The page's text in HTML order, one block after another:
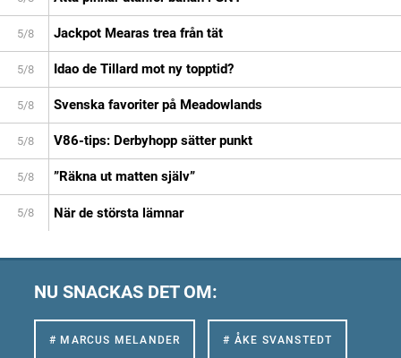
5/8 Jackpot Mearas trea från tät
5/8 Idao de Tillard mot ny topptid?
5/8 Svenska favoriter på Meadowlands
5/8 V86-tips: Derbyhopp sätter punkt
5/8 ”Räkna ut matten själv”
5/8 När de största lämnar
NU SNACKAS DET OM:
# MARCUS MELANDER # ÅKE SVANSTEDT